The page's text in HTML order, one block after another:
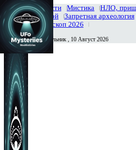
Главная Новости Мистика
НЛО,
Тайны вселенной
Запретная археология
История
Гороскоп 2026
Сегодня Понедельник , 10 Август 2026